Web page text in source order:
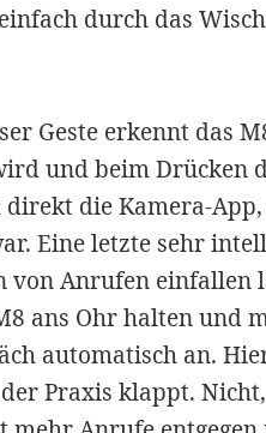
durch das
Geste erkennt das
und beim Drücken
direkt die Kamera-
Eine letzte sehr
von Anrufen einfallen
ans Ohr halten und
automatisch an.
Praxis klappt.